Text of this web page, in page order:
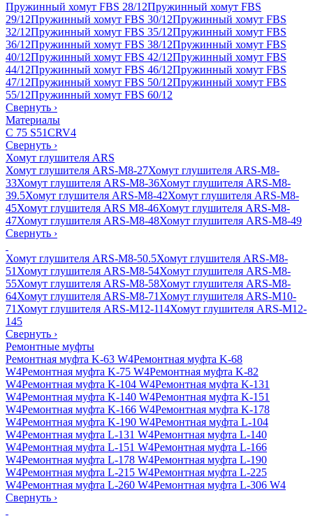
Пружинный хомут FBS 28/12Пружинный хомут FBS
29/12Пружинный хомут FBS 30/12Пружинный хомут FBS
32/12Пружинный хомут FBS 35/12Пружинный хомут FBS
36/12Пружинный хомут FBS 38/12Пружинный хомут FBS
40/12Пружинный хомут FBS 42/12Пружинный хомут FBS
44/12Пружинный хомут FBS 46/12Пружинный хомут FBS
47/12Пружинный хомут FBS 50/12Пружинный хомут FBS
55/12Пружинный хомут FBS 60/12
Свернуть ›
Материалы
C 75 S51CRV4
Свернуть ›
Хомут глушителя ARS
Хомут глушителя ARS-M8-27Хомут глушителя ARS-M8-
33Хомут глушителя ARS-M8-36Хомут глушителя ARS-M8-
39.5Хомут глушителя ARS-M8-42Хомут глушителя ARS-M8-
45Хомут глушителя ARS M8-46Хомут глушителя ARS-M8-
47Хомут глушителя ARS-M8-48Хомут глушителя ARS-M8-49
Свернуть ›
Хомут глушителя ARS-M8-50.5Хомут глушителя ARS-M8-
51 Хомут глушителя ARS-M8-54Хомут глушителя ARS-M8-
55Хомут глушителя ARS-M8-58Хомут глушителя ARS-M8-
64Хомут глушителя ARS-M8-71 Хомут глушителя ARS-M10-
71 Хомут глушителя ARS-M12-114Хомут глушителя ARS-M12-
145
Свернуть ›
Ремонтные муфты
Ремонтная муфта K-63 W4Ремонтная муфта K-68
W4Ремонтная муфта K-75 W4Ремонтная муфта K-82
W4Ремонтная муфта K-104 W4Ремонтная муфта K-131
W4Ремонтная муфта K-140 W4Ремонтная муфта K-151
W4Ремонтная муфта K-166 W4Ремонтная муфта K-178
W4Ремонтная муфта K-190 W4Ремонтная муфта L-104
W4Ремонтная муфта L-131 W4Ремонтная муфта L-140
W4Ремонтная муфта L-151 W4Ремонтная муфта L-166
W4Ремонтная муфта L-178 W4Ремонтная муфта L-190
W4Ремонтная муфта L-215 W4Ремонтная муфта L-225
W4Ремонтная муфта L-260 W4Ремонтная муфта L-306 W4
Свернуть ›